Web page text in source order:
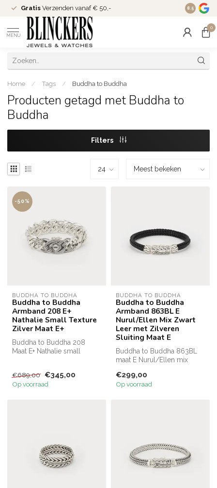
Gratis Verzenden vanaf € 50,- Since
8.5
MENU
0
Home / Tags / Buddha to Buddha
Producten getagd met Buddha to
Buddha
Filters
-50%
BUDDHA TO BUDDHA
Buddha to Buddha
Armband 208 E+
Nathalie Small Texture
Zilver Maat E+
Buddha to Buddha 208
Maat E+ Nathalie small
€689,00 €345,00
Op voorraad
BUDDHA TO BUDDHA
Buddha to Buddha
Armband 863BL E
Nurul/Ellen Mix Zwart
Leer met Zilveren
Sluiting Maat E
Buddha to Buddha 863BL
maat E Nurul/Ellen mix
€299,00
Op voorraad